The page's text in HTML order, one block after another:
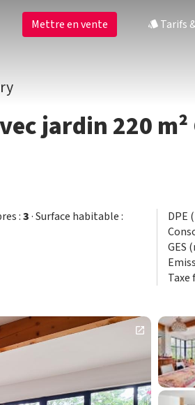
Mettre en vente Tarifs
jardin 220
:3· Surface habitable :
DPE
GES
Taxe